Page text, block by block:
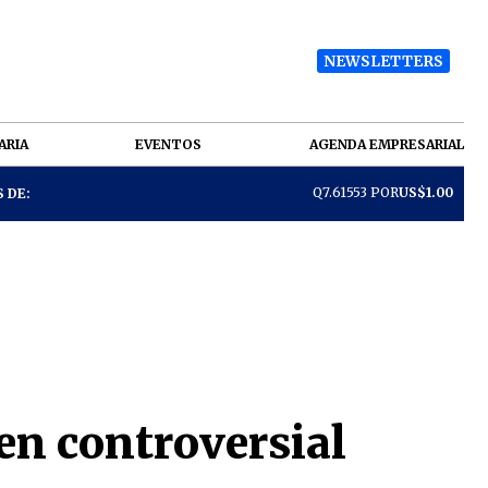
NEWSLETTERS
EVENTOS AGENDA EMPRESARIAL
DE: Q7.61553 PORUS$1.00
controversial